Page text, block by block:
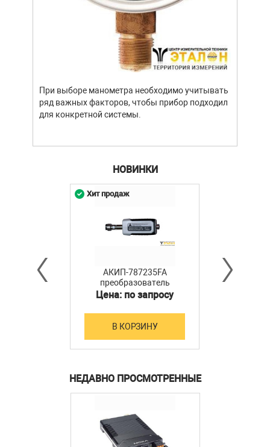
При выборе манометра необходимо учитывать
ряд важных факторов, чтобы прибор подходил
для конкретной системы.
НОВИНКИ
АКИП-787235FA
преобразователь
мощности
Цена: по запросу
В КОРЗИНУ
Хит продаж
НЕДАВНО ПРОСМОТРЕННЫЕ